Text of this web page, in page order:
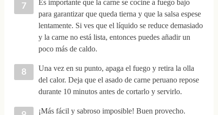
Es importante que la carne se cocine a fuego bajo
para garantizar que queda tierna y que la salsa espese
lentamente. Si ves que el líquido se reduce demasiado
y la carne no está lista, entonces puedes añadir un
poco más de caldo.
Una vez en su punto, apaga el fuego y retira la olla
del calor. Deja que el asado de carne peruano repose
durante 10 minutos antes de cortarlo y servirlo.
¡Más fácil y sabroso imposible! Buen provecho.